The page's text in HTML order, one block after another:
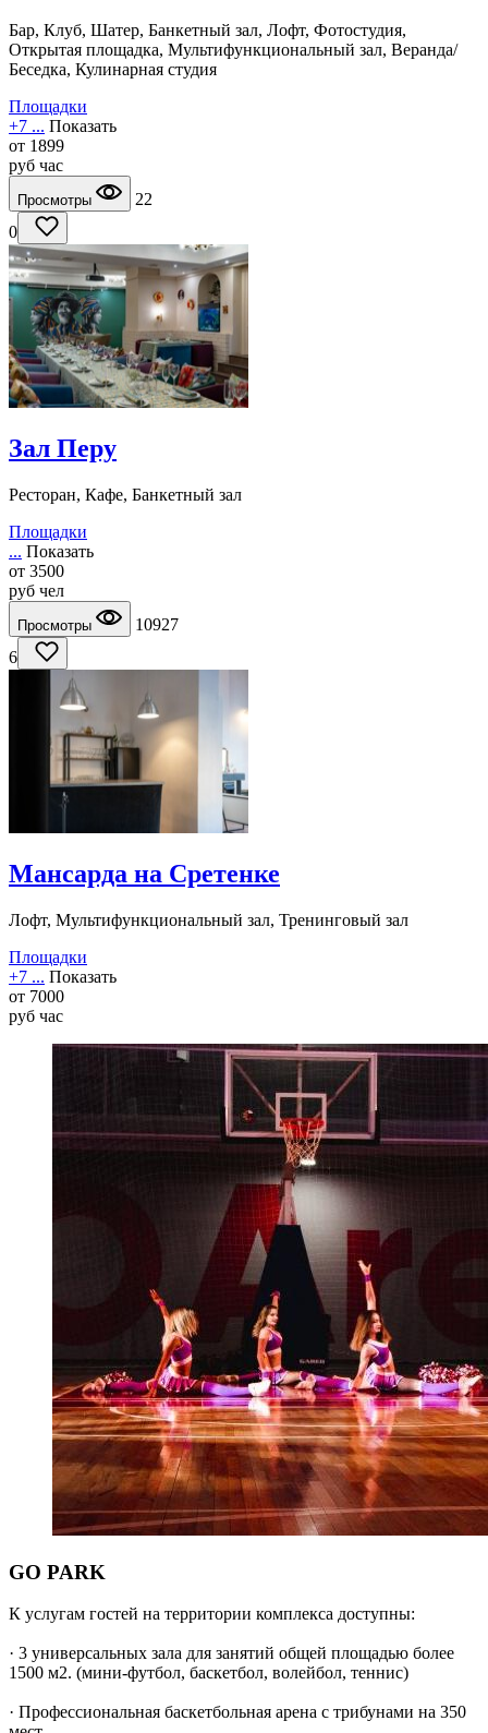
Бар, Клуб, Шатер, Банкетный зал, Лофт, Фотостудия,
Открытая площадка, Мультифункциональный зал, Веранда/
Беседка, Кулинарная студия
Площадки
+7 ... Показать
от 1899
руб час
Просмотры
22
0
Зал Перу
Ресторан, Кафе, Банкетный зал
Площадки
... Показать
от 3500
руб чел
Просмотры
10927
6
Мансарда на Сретенке
Лофт, Мультифункциональный зал, Тренинговый зал
Площадки
+7 ... Показать
от 7000
руб час
GO PARK
К услугам гостей на территории комплекса доступны:
· 3 универсальных зала для занятий общей площадью более
1500 м2. (мини-футбол, баскетбол, волейбол, теннис)
· Профессиональная баскетбольная арена с трибунами на 350